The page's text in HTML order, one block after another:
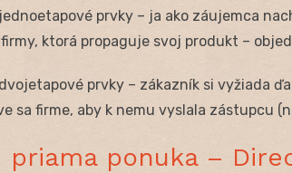
prvky – ja ako záujemca
ktorá propaguje svoj produkt –
prvky – zákazník si vyžiada
sa firme, aby k nemu vyslala zástupcu
priama ponuka –